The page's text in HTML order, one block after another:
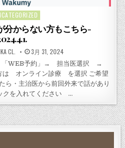
からない方もこちら-
CL. POSTED
ON
3月 31, 2024
「WEB予約」→ 担当医選択 →
オンライン診療 を選択 ご希望
ら・主治医から前回外来で話があり
クを入れてください …